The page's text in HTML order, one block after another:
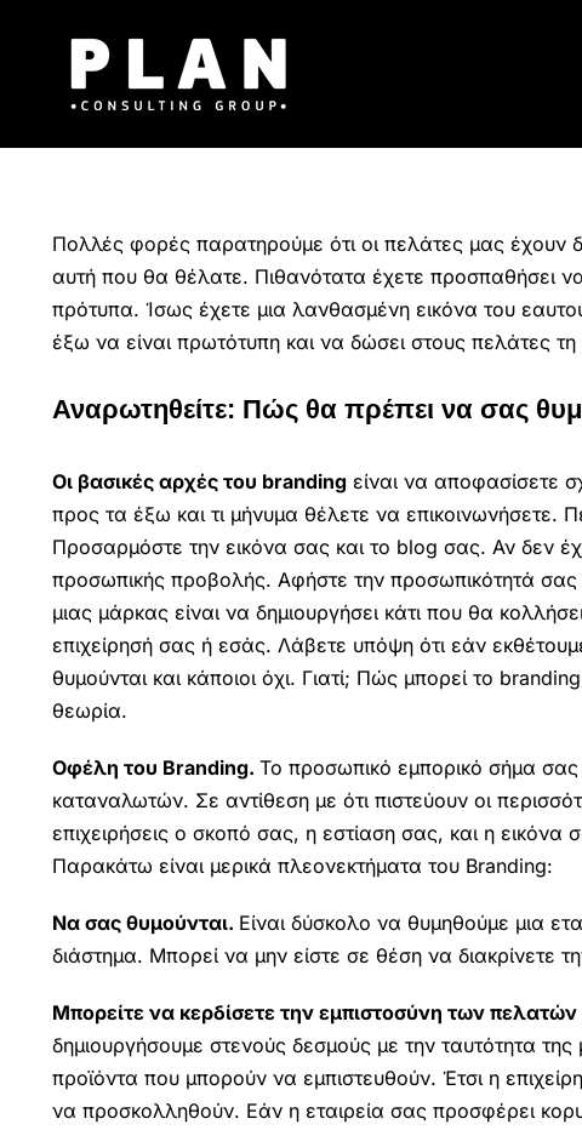
Πολλές φορές παρατηρούμε ότι οι πελάτες μας έχουν
αυτή που θα θέλατε. Πιθανότατα έχετε προσπαθήσει
πρότυπα. Ίσως έχετε μια λανθασμένη εικόνα του
έξω να είναι πρωτότυπη και να δώσει στους πελάτες
Αναρωτηθείτε: Πώς θα πρέπει να σας
Οι βασικές αρχές του brandingείναι να αποφασίσετε
προς τα έξω και τι μήνυμα θέλετε να επικοινωνήσετε.
Προσαρμόστε την εικόνα σας και το blog σας. Αν δεν
προσωπικής προβολής. Αφήστε την προσωπικότητά
μιας μάρκας είναι να δημιουργήσει κάτι που θα
επιχείρησή σας ή εσάς. Λάβετε υπόψη ότι εάν
θυμούνται και κάποιοι όχι. Γιατί; Πώς μπορεί το
θεωρία.
Οφέλη του Branding. Το προσωπικό εμπορικό σήμα σας
καταναλωτών. Σε αντίθεση με ότι πιστεύουν οι
επιχειρήσεις ο σκοπό σας, η εστίαση σας, και η
Παρακάτω είναι μερικά πλεονεκτήματα του Branding:
Να σας θυμούνται. Είναι δύσκολο να θυμηθούμε μια
διάστημα. Μπορεί να μην είστε σε θέση να διακρίνετε
Μπορείτε να κερδίσετε την εμπιστοσύνη των
δημιουργήσουμε στενούς δεσμούς με την ταυτότητα
προϊόντα που μπορούν να εμπιστευθούν. Έτσι η
να προσκολληθούν. Εάν η εταιρεία σας προσφέρει